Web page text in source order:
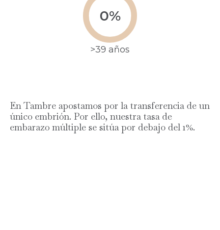
0%
>39 años
En Tambre apostamos por la transferencia de un
único embrión. Por ello, nuestra tasa de
embarazo múltiple se sitúa por debajo del 1%.